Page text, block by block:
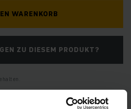
WARENKORB
ZU DIESEM PRODUKT?